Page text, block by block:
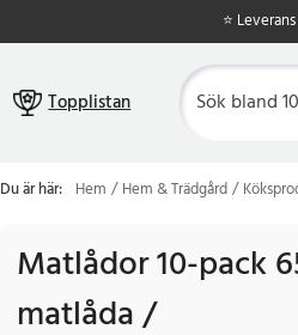
⭐
Topplistan
Du är här: Hem Hem & Trädgård
Matlådor 10-pack
matlåda /